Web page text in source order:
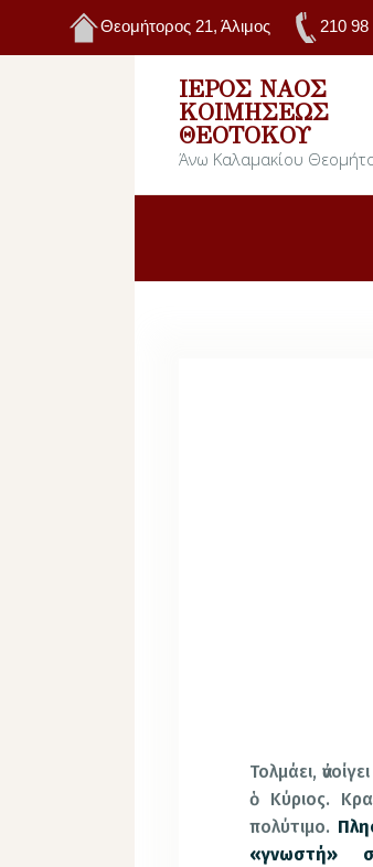
Θεομήτορος 21, Άλιμος 210
ΙΕΡΌΣ ΝΑΌΣ
ΚΟΙΜΉΣΕΩΣ
ΘΕΟΤΌΚΟΥ
Άνω Καλαμακίου
Τολμάει,
ὁ Κύριος.
πολύτιμο.
«γνωστή»